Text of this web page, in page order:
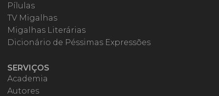
Pílulas
TV Migalhas
Migalhas Literárias
Dicionário de Péssimas Expressões
SERVIÇOS
Academia
Autores